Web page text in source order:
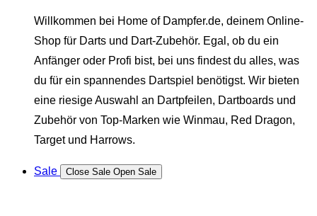
Willkommen bei Home of Dampfer.de, deinem Online-
Shop für Darts und Dart-Zubehör. Egal, ob du ein
Anfänger oder Profi bist, bei uns findest du alles, was
du für ein spannendes Dartspiel benötigst. Wir bieten
eine riesige Auswahl an Dartpfeilen, Dartboards und
Zubehör von Top-Marken wie Winmau, Red Dragon,
Target und Harrows.
Sale Close Sale Open Sale